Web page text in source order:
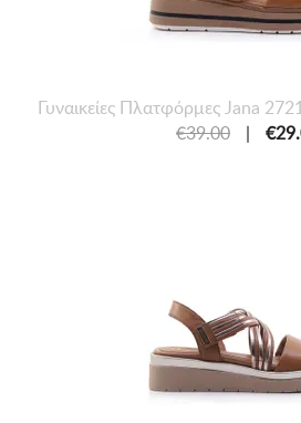
Γυναικείες Πλατφόρμες Jana
€39.00
|